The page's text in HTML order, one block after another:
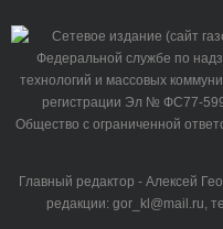
Сетевое издание (сайт
Федеральной службе по
технологий и массовых
регистрации Эл № ФС77-
Общество с ограниченной
Главный редактор - Алексей
редакции: gor_kl@mail.ru,